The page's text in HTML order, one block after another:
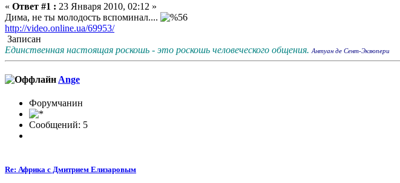
« Ответ #1 : 23 Января 2010, 02:12 »
Дима, не ты молодость вспоминал....
http://video.online.ua/69953/
Записан
Единственная настоящая роскошь - это роскошь человеческого общения. Антуан де Сент-Экзюпери
Ange
Форумчанин
Сообщений: 5
Re: Африка с Дмитрием Елизаровым